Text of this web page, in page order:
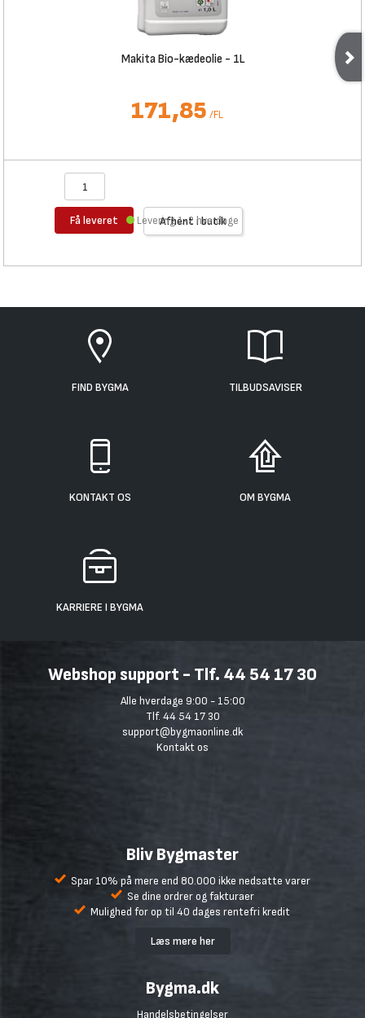
Makita Bio-kædeolie - 1L
171,85 /FL
Få leveret Afhent i butik
Levering 1-2 hverdage
FIND BYGMA TILBUDSAVISER
KONTAKT OS OM BYGMA
KARRIERE I BYGMA
Webshop support - Tlf. 44 54 17 30
Alle hverdage 9:00 - 15:00
Tlf. 44 54 17 30
support@bygmaonline.dk
Kontakt os
Bliv Bygmaster
Spar 10% på mere end 80.000 ikke nedsatte varer
Se dine ordrer og fakturaer
Mulighed for op til 40 dages rentefri kredit
Læs mere her
Bygma.dk
Handelsbetingelser